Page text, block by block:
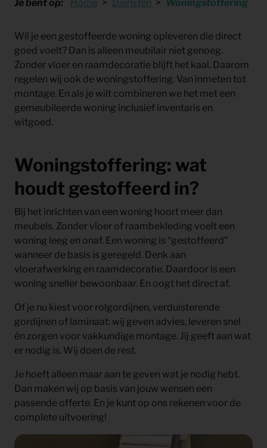
Je bent op: Home Diensten Woningstoffering
Wil je een gestoffeerde woning opleveren die direct
goed voelt? Dan is alleen meubilair niet genoeg.
Zonder vloer en raamdecoratie blijft het kaal. Daarom
regelen wij ook de woningstoffering. Van inmeten tot
montage. En als je wilt combineren we het met een
gemeubileerde woning inclusief inventaris en
witgoed.
Woningstoffering: wat
houdt gestoffeerd in?
Bij het inrichten van een woning hoort meer dan
meubels. Zonder vloer of raambekleding voelt een
woning leeg en onaf. Een woning is “gestoffeerd”
wanneer de basis is geregeld. Denk aan
vloerafwerking en raamdecoratie. Daardoor is een
woning sneller bewoonbaar. En oogt het direct af.
Of je nu kiest voor rolgordijnen, verduisterende
gordijnen of laminaat: wij geven advies, leveren snel
én zorgen voor vakkundige montage. Jij geeft aan wat
er nodig is. Wij doen de rest.
Je hoeft alleen maar aan te geven wat je nodig hebt.
Dan maken wij op basis van jouw wensen een
passende offerte. En je kunt op ons rekenen voor de
complete uitvoering!